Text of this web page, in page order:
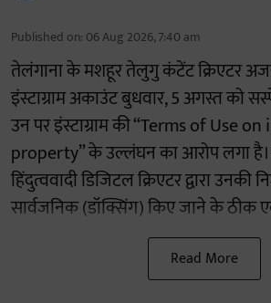
Published on: 06 Aug 2026, 7:40 am
तेलंगाना के मशहूर तेलुगु कंटेंट क्रिएटर
इंस्टाग्राम अकाउंट बुधवार, 5 अगस्त को
उन पर इंस्टाग्राम की “Terms of Use
property” के उल्लंघन का आरोप लगा है।
हिंदुत्ववादी डिजिटल क्रिएटर द्वारा उनकी
सार्वजनिक (डॉक्सिंग) किए जाने के ठीक
Read More